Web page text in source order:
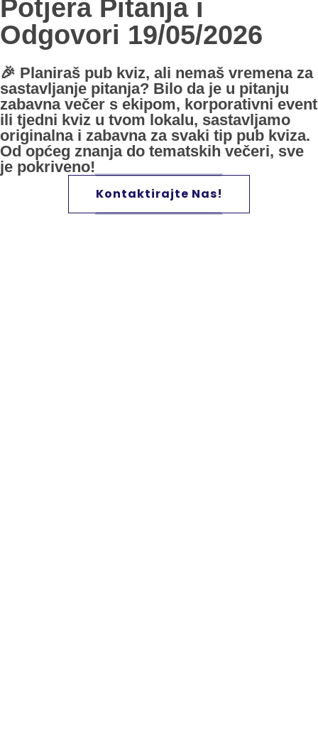
Potjera Pitanja i
Odgovori 19/05/2026
🎉 Planiraš pub kviz, ali nemaš vremena za
sastavljanje pitanja? Bilo da je u pitanju
zabavna večer s ekipom, korporativni event
ili tjedni kviz u tvom lokalu, sastavljamo
originalna i zabavna za svaki tip pub kviza.
Od općeg znanja do tematskih večeri, sve
je pokriveno!
Kontaktirajte Nas!